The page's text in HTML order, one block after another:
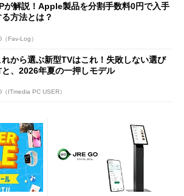
が解説！Apple製品を分割手数料0円で入手
る方法とは？
（Fav-Log）
れから選ぶ新型TVはこれ！失敗しない選び
と、2026年夏の一押しモデル
（ITmedia PC USER）